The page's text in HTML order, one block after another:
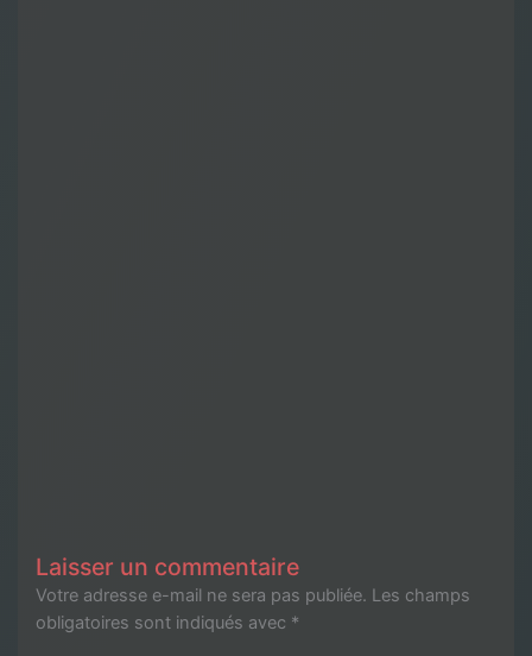
Laisser un commentaire
Votre adresse e-mail ne sera pas publiée. Les champs
obligatoires sont indiqués avec *